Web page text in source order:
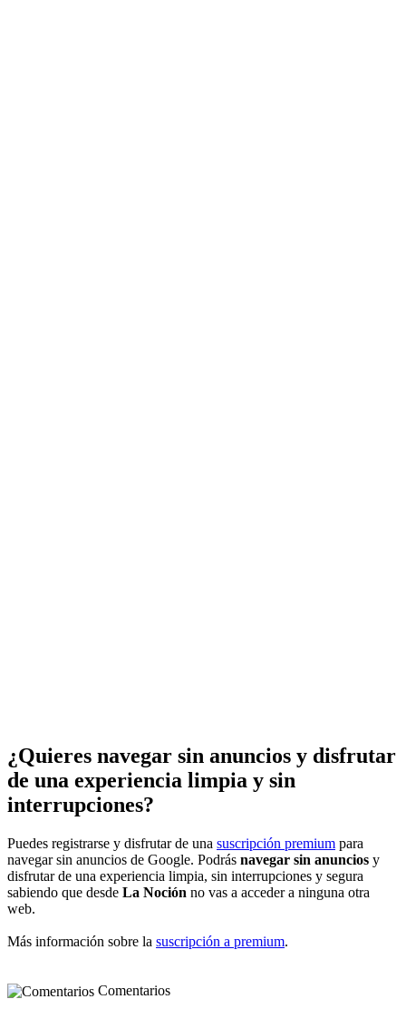
¿Quieres navegar sin anuncios y disfrutar
de una experiencia limpia y sin
interrupciones?
Puedes registrarse y disfrutar de una suscripción premium para
navegar sin anuncios de Google. Podrás navegar sin anuncios y
disfrutar de una experiencia limpia, sin interrupciones y segura
sabiendo que desde La Noción no vas a acceder a ninguna otra
web.
Más información sobre la suscripción a premium.
Comentarios